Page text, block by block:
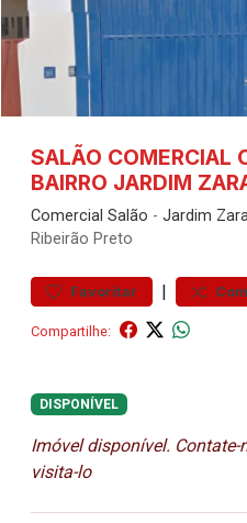
SALÃO COMERCIAL
BAIRRO JARDIM
Comercial Salão - Jardim
Ribeirão Preto
Favoritar |
Compartilhe:
DISPONÍVEL
Imóvel disponível.
visita-lo